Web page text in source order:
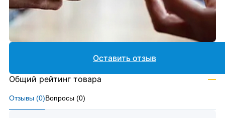
Отзывы (0)Вопросы (0)
Оставить отзыв
Общий рейтинг товара —